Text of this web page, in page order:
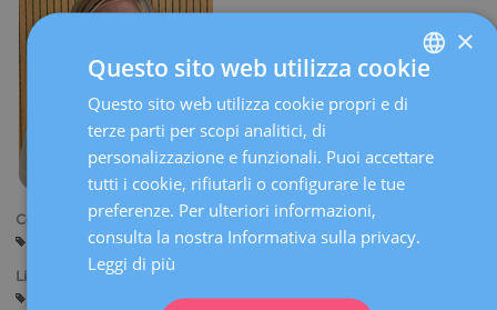
Centri:
Barcellona
Lingue:
Catalano
SPANISH
DEUTSCH
×
Questo sito web utilizza cookie
Questo sito web utilizza cookie propri e di
terze parti per scopi analitici, di
personalizzazione e funzionali. Puoi accettare
tutti i cookie, rifiutarli o configurare le tue
preferenze. Per ulteriori informazioni,
consulta la nostra Informativa sulla privacy.
Leggi di più